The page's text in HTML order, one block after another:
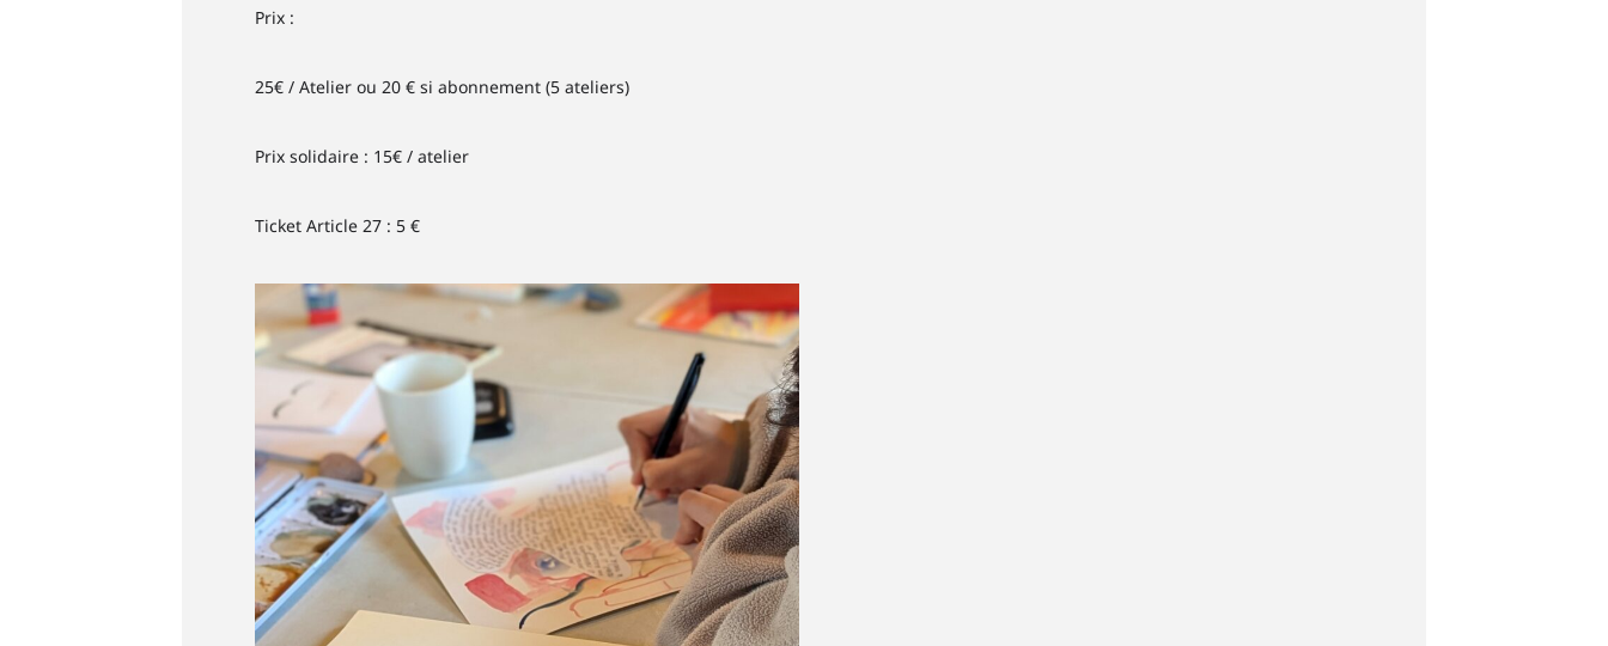
Prix :
25€ / Atelier ou 20 € si abonnement (5 ateliers)
Prix solidaire : 15€ / atelier
Ticket Article 27 : 5 €